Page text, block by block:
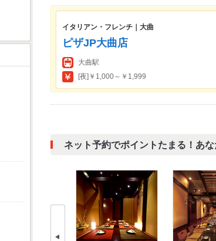
イタリアン・フレンチ｜大曲
ピザJP大曲店
大曲駅
[夜]￥1,000～￥1,999
ネット予約でポイントたまる！あ